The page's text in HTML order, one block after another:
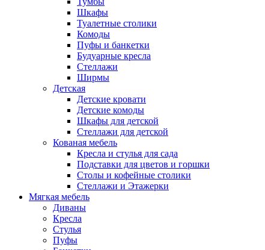
Шкафы
Туалетные столики
Комоды
Пуфы и банкетки
Будуарные кресла
Стеллажи
Ширмы
Детская
Детские кровати
Детские комоды
Шкафы для детской
Стеллажи для детской
Кованая мебель
Кресла и стулья для сада
Подставки для цветов и горшки
Столы и кофейные столики
Стеллажи и Этажерки
Мягкая мебель
Диваны
Кресла
Стулья
Пуфы